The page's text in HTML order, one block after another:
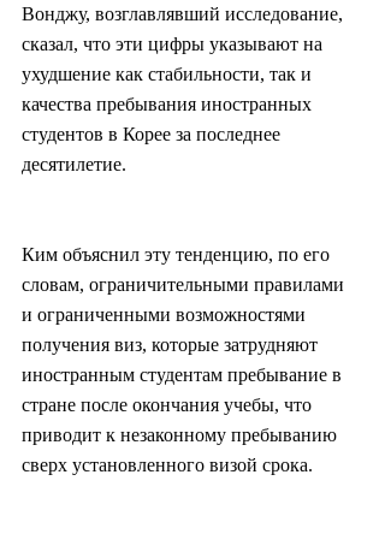
Вонджу, возглавлявший исследование,
сказал, что эти цифры указывают на
ухудшение как стабильности, так и
качества пребывания иностранных
студентов в Корее за последнее
десятилетие.
Ким объяснил эту тенденцию, по его
словам, ограничительными правилами
и ограниченными возможностями
получения виз, которые затрудняют
иностранным студентам пребывание в
стране после окончания учебы, что
приводит к незаконному пребыванию
сверх установленного визой срока.